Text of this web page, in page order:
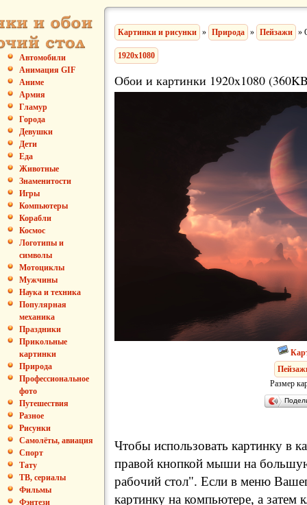
Автомобили
Анимация GIF
Аниме
Армия
Гламур
Города
Девушки
Дети
Еда
Животные
Знаменитости
Игры
Компьютеры
Корабли
Космос
Логотипы и
символы
Мотоциклы
Мужчины
Наука и техника
Популярная
механика
Праздники
Прикольные
картинки
Природа
Профессиональное
фото
Путешествия
Разное
Рисунки
Самолёты, авиация
Спорт
Тату
ТВ, сериалы
Фильмы
Фэнтези
Картинки и рисунки » Природа » Пейзажи »
1920x1080
Обои и картинки 1920x1080
Размер
Чтобы использовать картинку в
правой кнопкой мыши на
рабочий стол". Если в меню
картинку на компьютере, а затем